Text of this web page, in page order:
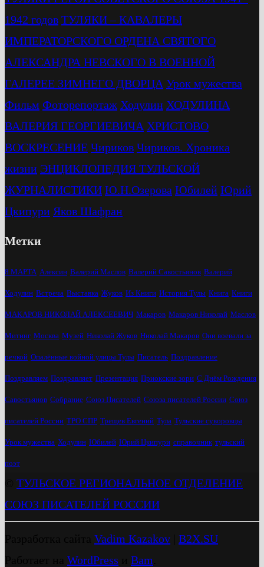
1942 годов ТУЛЯКИ – КАВАЛЕРЫ
ИМПЕРАТОРСКОГО ОРДЕНА СВЯТОГО
АЛЕКСАНДРА НЕВСКОГО В ВОЕННОЙ
ГАЛЕРЕЕ ЗИМНЕГО ДВОРЦА Урок мужества
Фильм Фоторепортаж Ходулин ХОДУЛИНА
ВАЛЕРИЯ ГЕОРГИЕВИЧА ХРИСТОВО
ВОСКРЕСЕНИЕ Чириков Чириков. Хроника
жизни ЭНЦИКЛОПЕДИЯ ТУЛЬСКОЙ
ЖУРНАЛИСТИКИ Ю.Н.Озерова Юбилей Юрий
Цкипури Яков Шафран
Метки
8 МАРТА Алексин Валерий Маслов Валерий Савостьянов Валерий
Ходулин Встреча Выставка Жуков Из Книги История Тулы Книга Книги
МАКАРОВ НИКОЛАЙ АЛЕКСЕЕВИЧ Макаров Макаров Николай Маслов
Митинг Москва Музей Николай Жуков Николай Макаров Они воевали за
речкой Опалённые войной улицы Тулы Писатель Поздравление
Поздравляем Поздравляет Презентация Приокские зори С Днём Рождения
Савостьянов Собрание Союз Писателей Союза писателей России Союз
писателей России ТРО СПР Трещев Евгений Тула Тульские суворовцы
Урок мужества Ходулин Юбилей Юрий Цкипури справочник тульский
поэт
ТУЛЬСКОЕ РЕГИОНАЛЬНОЕ ОТДЕЛЕНИЕ
СОЮЗ ПИСАТЕЛЕЙ РОССИИ
Vadim Kazakov
B2X.SU
WordPress Bam